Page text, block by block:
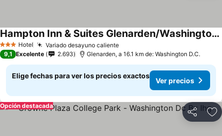
3 Estrellas
Hotel Variado desayuno calienteVer precios
Hampton Inn & Suites Glenarden/Washington DC
Ver precios
9,1 Excelente 2.693 Glenarden, a 16.1 km de: Washington D.C.
Elige fechas para ver los precios exactos
Ver precios
Compartir
Opción destacada